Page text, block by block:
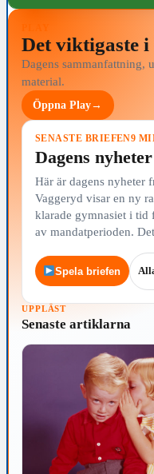
Det viktigaste i
Dagens sammanfattning,
material.
Öppna Play→
SENASTE BRIEFEN9
Dagens
Här är dagens nyheter
Vaggeryd visar en ny
klarade gymnasiet i tid
av mandatperioden.
Spela briefen
UPPLÄST
Senaste artiklarna